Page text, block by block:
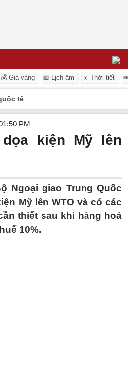
💰 Giá vàng 📅 Lịch âm ☀️ Thời tiết
tế
PM
dọa kiện Mỹ lên
Ngoại giao Trung Quốc
Mỹ lên WTO và có các
thiết sau khi hàng hoá
10%.